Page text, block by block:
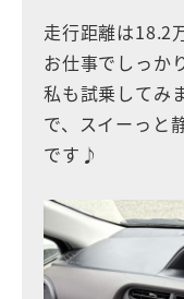
走行距離は18.2
お仕事でしっか
私も試乗してみ
で、スイーっと
です♪